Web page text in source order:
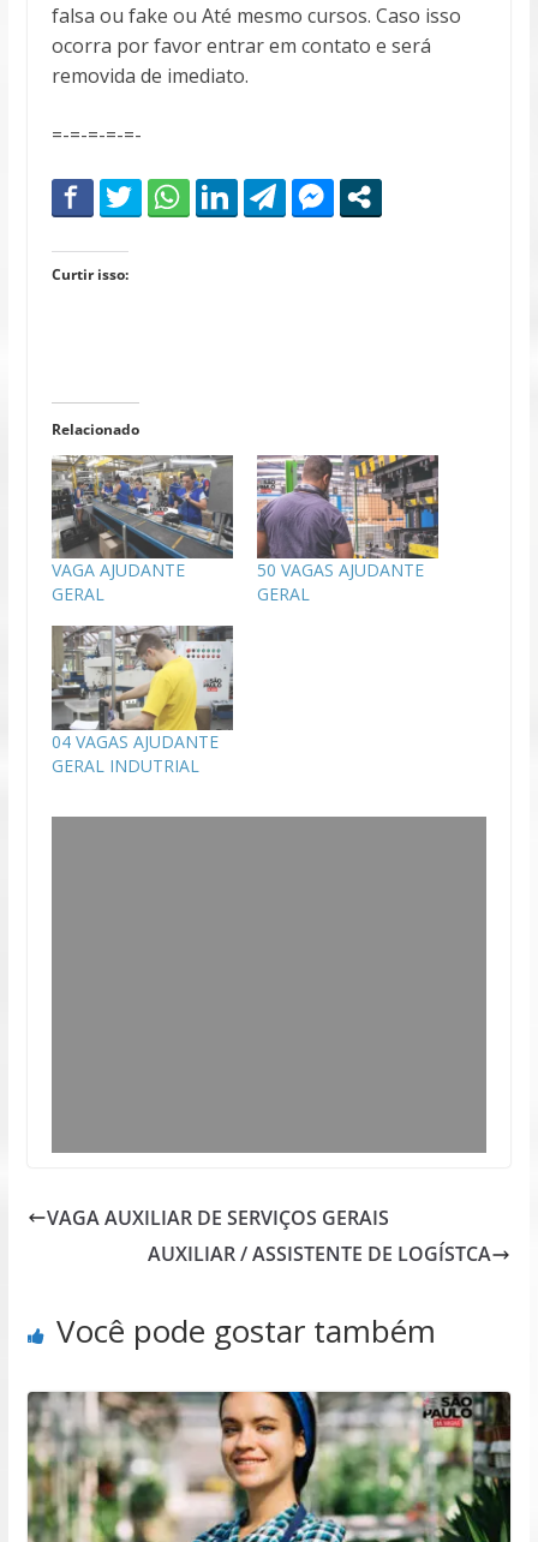
falsa ou fake ou Até mesmo cursos. Caso isso
ocorra por favor entrar em contato e será
removida de imediato.
=-=-=-=-=-
Curtir isso:
Relacionado
VAGA AJUDANTE
GERAL
50 VAGAS AJUDANTE
GERAL
04 VAGAS AJUDANTE
GERAL INDUTRIAL
VAGA AUXILIAR DE SERVIÇOS GERAIS
AUXILIAR / ASSISTENTE DE LOGÍSTCA
Você pode gostar também